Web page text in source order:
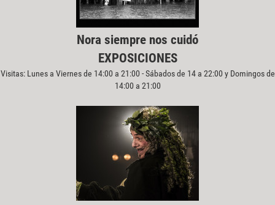
Nora siempre nos cuidó
EXPOSICIONES
Visitas: Lunes a Viernes de 14:00 a 21:00 - Sábados de 14 a 22:00 y Domingos de
14:00 a 21:00